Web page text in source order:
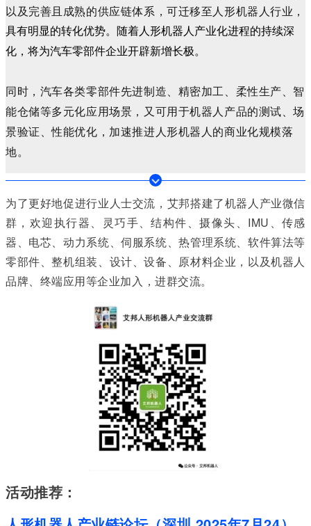
以及完善且成熟的供应链体系，可迁移至人形机器人行业，
具有明显的转化优势。
随着人形机器人产业化进程的持续深
化，将为汽车零部件企业开辟新增长极。
同时，汽车各类零部件先进制造、精密加工、柔性生产、智
能仓储等多元化应用场景，又可用于机器人产品的测试、场
景验证、性能优化， 加速推进人形机器人的商业化规模落
地。
为了更好地促进行业人士交流，艾邦搭建了机器人产业微信
群，欢迎执行器、灵巧手、结构件、摄像头、IMU、传感
器、电芯、动力系统、伺服系统、热管理系统、软件算法等
零部件、整机组装、设计、设备、原材料企业，以及机器人
品牌、终端应用等企业加入，进群交流。
活动推荐：